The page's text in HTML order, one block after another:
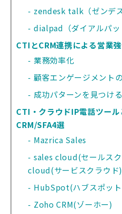
zendesk talk（ゼンデ
dialpad（ダイアルパッ
CTIとCRM連携による営業
業務効率化
顧客エンゲージメント
成功パターンを見つける
CTI・クラウドIP電話ツール
CRM/SFA4選
Mazrica Sales
sales cloud(セールス
cloud(サービスクラウド)
HubSpot(ハブスポッ
Zoho CRM(ゾーホー)